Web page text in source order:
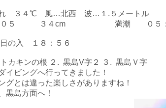
れ ３４℃ 風…北西 波…１.５メートル
：０５ ３４cm 満潮 ０５：
の入 １８：５６
カキンの根 ２. 黒島V字２ ３. 黒島Ｖ字
イビングへ行ってきました！
グとは違った楽しさがありますね！
黒島方面へ！